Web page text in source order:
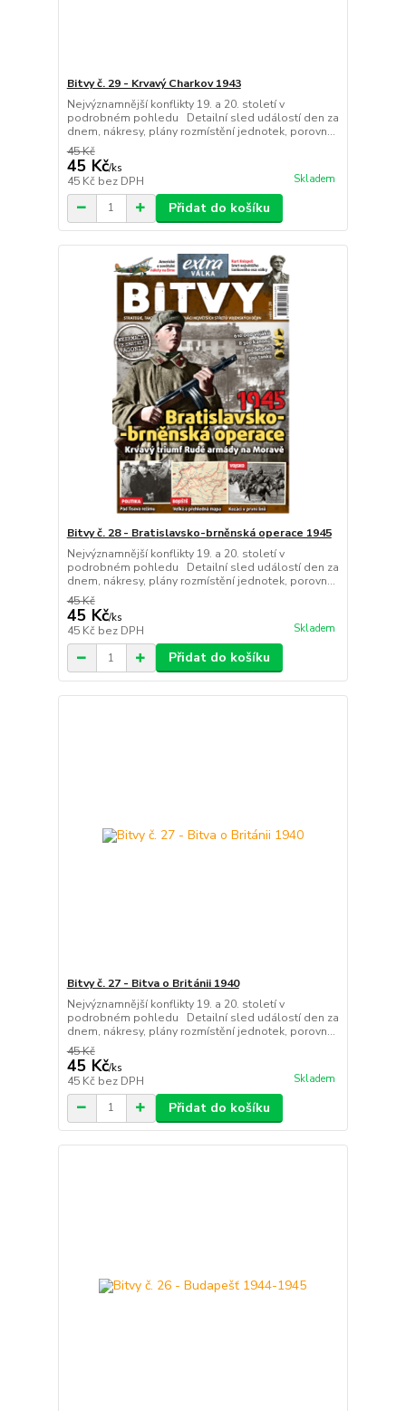
Bitvy č. 29 - Krvavý Charkov 1943
Nejvýznamnější konflikty 19. a 20. století v
podrobném pohledu Detailní sled událostí den za
dnem, nákresy, plány rozmístění jednotek, porovn...
45 Kč
45 Kč/ks
45 Kč bez DPH Skladem
Přidat do košíku
Bitvy č. 28 - Bratislavsko-brněnská operace 1945
Nejvýznamnější konflikty 19. a 20. století v
podrobném pohledu Detailní sled událostí den za
dnem, nákresy, plány rozmístění jednotek, porovn...
45 Kč
45 Kč/ks
45 Kč bez DPH Skladem
Přidat do košíku
Bitvy č. 27 - Bitva o Británii 1940
Nejvýznamnější konflikty 19. a 20. století v
podrobném pohledu Detailní sled událostí den za
dnem, nákresy, plány rozmístění jednotek, porovn...
45 Kč
45 Kč/ks
45 Kč bez DPH Skladem
Přidat do košíku